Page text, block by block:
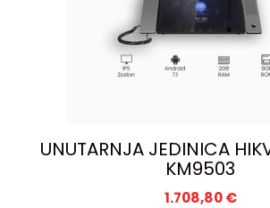
UNUTARNJA JEDINICA
KM9503
1.708,80€